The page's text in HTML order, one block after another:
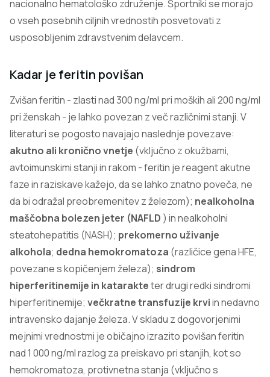
nacionalno hematološko združenje. Športniki se morajo
o vseh posebnih ciljnih vrednostih posvetovati z
usposobljenim zdravstvenim delavcem.
Kadar je feritin povišan
Zvišan feritin - zlasti nad 300 ng/ml pri moških ali 200 ng/ml
pri ženskah - je lahko povezan z več različnimi stanji. V
literaturi se pogosto navajajo naslednje povezave:
akutno ali kronično vnetje (vključno z okužbami,
avtoimunskimi stanji in rakom - feritin je reagent akutne
faze in raziskave kažejo, da se lahko znatno poveča, ne
da bi odražal preobremenitev z železom); nealkoholna
maščobna bolezen jeter (NAFLD ) in nealkoholni
steatohepatitis (NASH); prekomerno uživanje
alkohola; dedna hemokromatoza (različice gena HFE,
povezane s kopičenjem železa); sindrom
hiperferitinemije in katarakteter drugi redki sindromi
hiperferitinemije; večkratne transfuzije krviin nedavno
intravensko dajanje železa. V skladu z dogovorjenimi
mejnimi vrednostmi je običajno izrazito povišan feritin
nad 1 000 ng/ml razlog za preiskavo pri stanjih, kot so
hemokromatoza, protivnetna stanja (vključno s